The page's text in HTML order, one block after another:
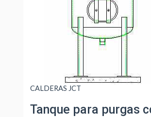
CALDERAS JCT
Tanque para purgas